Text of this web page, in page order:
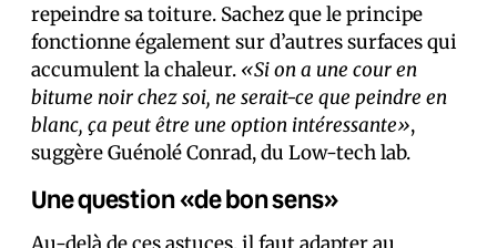
repeindre sa toiture. Sachez que le principe
fonctionne également sur d’autres surfaces qui
accumulent la chaleur. «Si on a une cour en
bitume noir chez soi, ne serait-ce que peindre en
blanc, ça peut être une option intéressante»,
suggère Guénolé Conrad, du Low-tech lab.
Une question «de bon sens»
Au-delà de ces astuces, il faut adapter au